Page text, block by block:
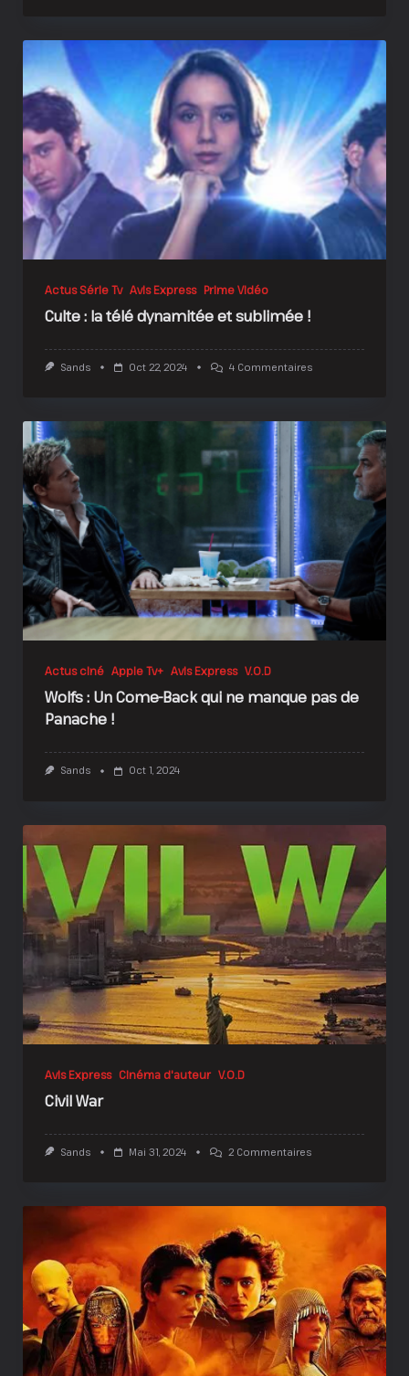
A
Actus Série Tv Avis Express Prime Vidéo
Culte : la télé dynamitée et sublimée !
Sands Oct 22, 2024 4 CommentairesSur
Télé
Dynamitée
Sublimée
Actus ciné Apple Tv+ Avis Express V.O.D
Wolfs : Un Come-Back qui ne manque pas de
Panache !
Sands Oct 1, 2024
Avis Express Cinéma d'auteur V.O.D
Civil War
Sands Mai 31, 2024 2 CommentairesSur